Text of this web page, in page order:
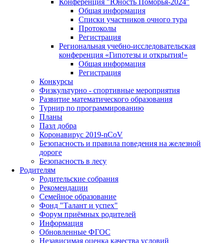
Общая информация
Списки участников очного тура
Протоколы
Регистрация
Региональная учебно-исследовательская
конференция «Гипотезы и открытия!»
Общая информация
Регистрация
Конкурсы
Физкультурно - спортивные мероприятия
Развитие математического образования
Турнир по программированию
Планы
Пазл добра
Коронавирус 2019-nCoV
Безопасность и правила поведения на железной
дороге
Безопасность в лесу
Родителям
Родительские собрания
Рекомендации
Семейное образование
Фонд "Талант и успех"
Форум приёмных родителей
Информация
Обновленные ФГОС
Независимая оценка качества условий